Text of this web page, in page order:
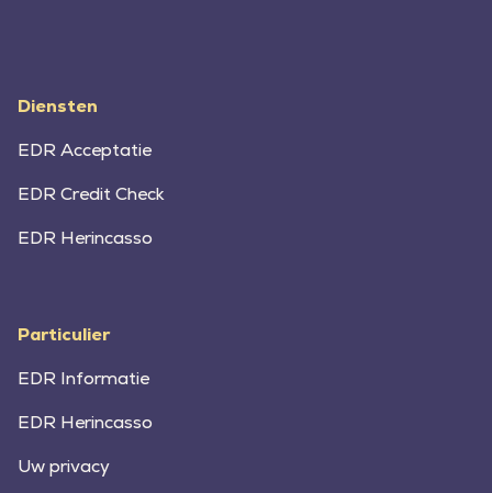
Diensten
EDR Acceptatie
EDR Credit Check
EDR Herincasso
Particulier
EDR Informatie
EDR Herincasso
Uw privacy